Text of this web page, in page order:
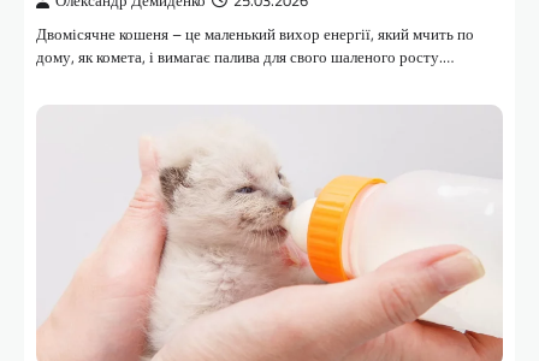
Двомісячне кошеня – це маленький вихор енергії, який мчить по
дому, як комета, і вимагає палива для свого шаленого росту.…